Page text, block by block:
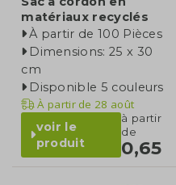
matériaux recyclés
À partir de 100 Pièces
Dimensions: 25 x 30
cm
Disponible 5 couleurs
À partir de 28 août
voir le
produit
à partir
de
0,65